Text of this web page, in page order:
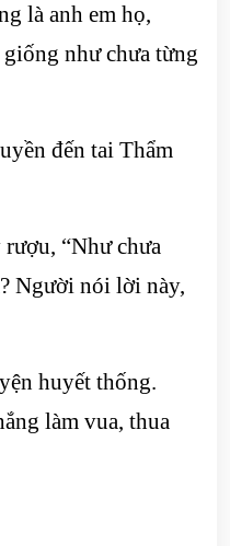
là anh em họ,
như chưa từng
đến tai Thẩm
“Như chưa
Người nói lời này,
huyết thống.
làm vua, thua